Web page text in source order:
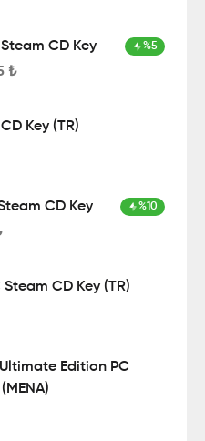
CD Key %5
₺
Key (TR)
CD Key %10
Steam CD Key (TR)
Edition PC